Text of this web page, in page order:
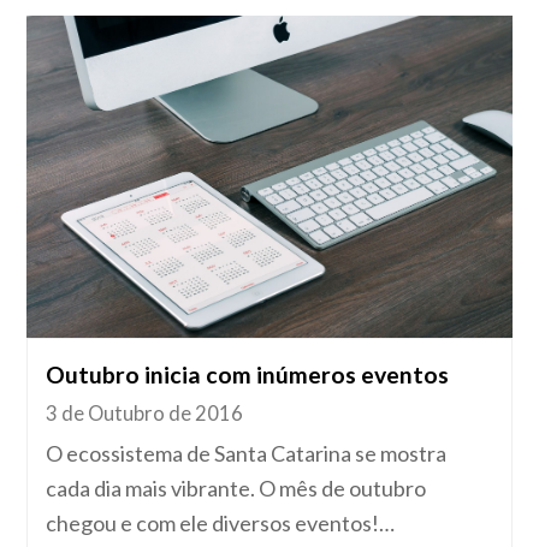
Outubro inicia com inúmeros eventos
3 de Outubro de 2016
O ecossistema de Santa Catarina se mostra
cada dia mais vibrante. O mês de outubro
chegou e com ele diversos eventos!…